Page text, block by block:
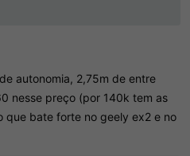
autonomia, 2,75m de entre
nesse preço (por 140k tem as
que bate forte no geely ex2 e no